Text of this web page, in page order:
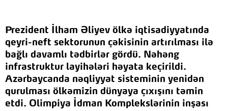
Prezident İlham Əliyev ölkə iqtisadiyyatında
qeyri-neft sektorunun çəkisinin artırılması ilə
bağlı davamlı tədbirlər gördü. Nəhəng
infrastruktur layihələri həyata keçirildi.
Azərbaycanda nəqliyyat sisteminin yenidən
qurulması ölkəmizin dünyaya çıxışını təmin
etdi. Olimpiya İdman Komplekslərinin inşası